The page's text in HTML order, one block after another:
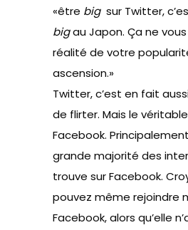
«être big sur Twitter,
bigau Japon. Ça ne
réalité de votre
ascension.»
Twitter, c’est en fait
de flirter. Mais le
Facebook.
grande majorité des
trouve sur Facebook.
pouvez même rejoindre
Facebook, alors qu’elle